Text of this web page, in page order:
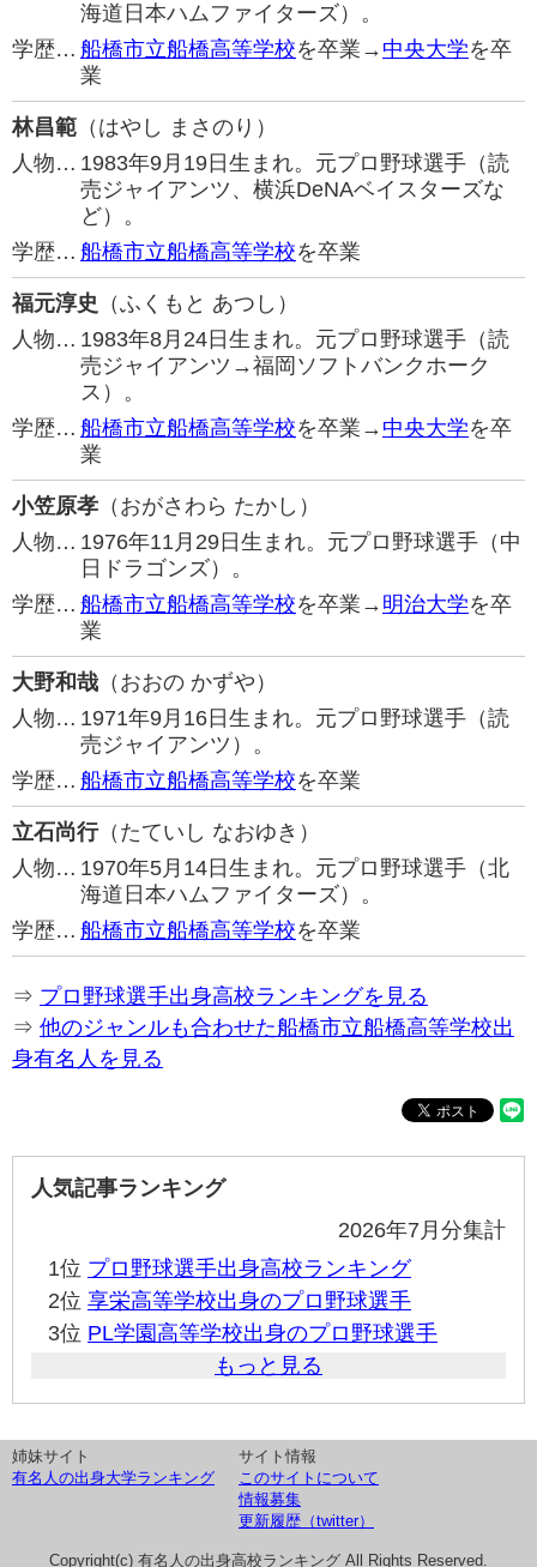
海道日本ハムファイターズ）。
学歴… 船橋市立船橋高等学校を卒業→ 中央大学を卒
業
林昌範 （はやし まさのり）
人物… 1983年9月19日生まれ。元プロ野球選手（読
売ジャイアンツ、横浜DeNAベイスターズな
ど）。
学歴… 船橋市立船橋高等学校を卒業
福元淳史 （ふくもと あつし）
人物… 1983年8月24日生まれ。元プロ野球選手（読
売ジャイアンツ→福岡ソフトバンクホーク
ス）。
学歴… 船橋市立船橋高等学校を卒業→ 中央大学を卒
業
小笠原孝 （おがさわら たかし）
人物… 1976年11月29日生まれ。元プロ野球選手（中
日ドラゴンズ）。
学歴… 船橋市立船橋高等学校を卒業→ 明治大学を卒
業
大野和哉 （おおの かずや）
人物… 1971年9月16日生まれ。元プロ野球選手（読
売ジャイアンツ）。
学歴… 船橋市立船橋高等学校を卒業
立石尚行（たていし なおゆき）
人物… 1970年5月14日生まれ。元プロ野球選手（北
海道日本ハムファイターズ）。
学歴… 船橋市立船橋高等学校を卒業
⇒ プロ野球選手出身高校ランキングを見る
⇒ 他のジャンルも合わせた船橋市立船橋高等学校出
身有名人を見る
人気記事ランキング
2026年7月分集計
1位 プロ野球選手出身高校ランキング
2位 享栄高等学校出身のプロ野球選手
3位 PL学園高等学校出身のプロ野球選手
もっと見る
姉妹サイト
有名人の出身大学ランキング
サイト情報
このサイトについて
情報募集
更新履歴（twitter）
Copyright(c) 有名人の出身高校ランキング All Rights Reserved.